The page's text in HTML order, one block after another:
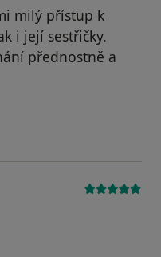
milý přístup k
i její sestřičky.
přednostně a
Olga
Veronika